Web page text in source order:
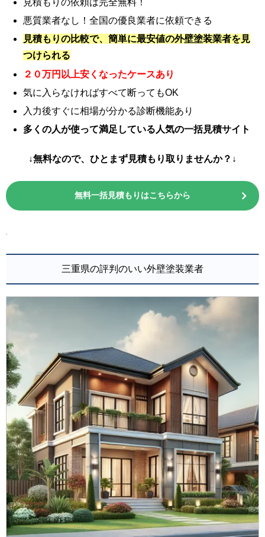
見積もりの依頼は完全無料！
悪質業者なし！全国の優良業者に依頼できる
見積もりの比較で、簡単に最安値の外壁塗装業者を見
つけられる
２０万円以上安くなったケースあり
気に入らなければすべて断ってもOK
入力後すぐに相場が分かる診断機能あり
多くの人が使って満足している人気の一括見積サイト
↓無料なので、ひとまず見積もり取りませんか？↓
無料一括見積もりはこちらから
三重県の評判のいい外壁塗装業者